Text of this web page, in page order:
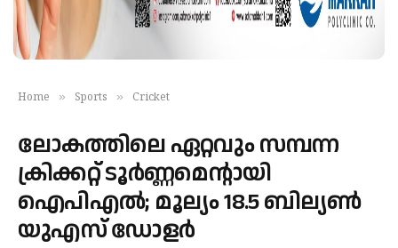
Home » Sports » Cricket
ലോകത്തിലെ ഏറ്റവും സമ്പന്ന
ക്രിക്കറ്റ് ടൂര്‍ണ്ണമെന്റായി
ഐപിഎല്‍; മൂല്യം 18.5 ബില്യണ്‍
യുഎസ് ഡോളര്‍